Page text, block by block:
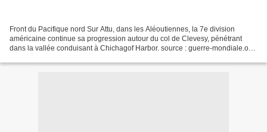
Front du Pacifique nord Sur Attu, dans les Aléoutiennes, la 7e division
américaine continue sa progression autour du col de Clevesy, pénétrant
dans la vallée conduisant à Chichagof Harbor. source : guerre-mondiale.org,